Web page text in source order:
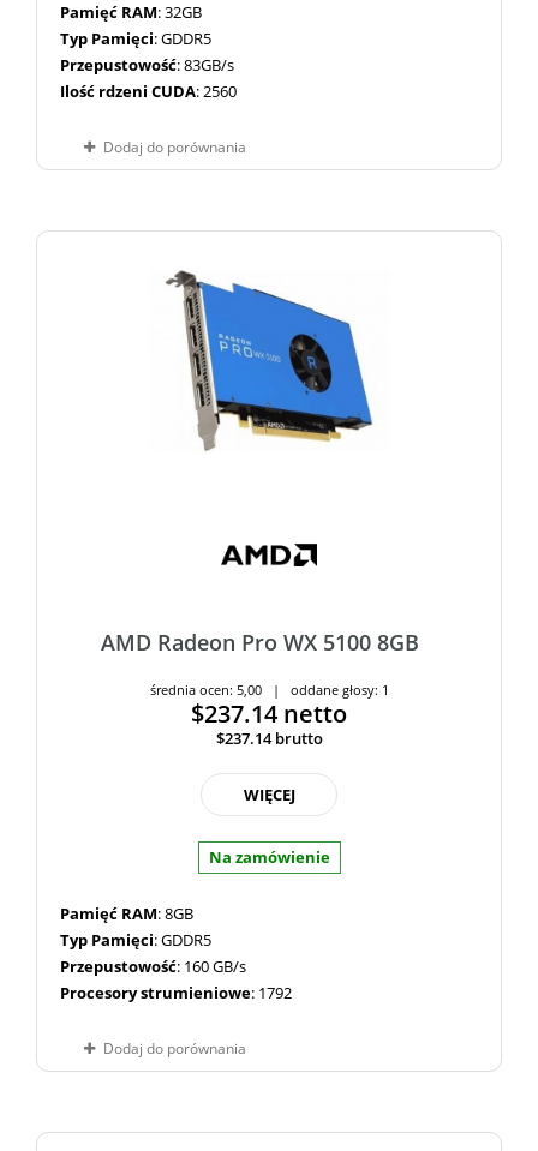
Pamięć RAM: 32GB
Typ Pamięci: GDDR5
Przepustowość: 83GB/s
Ilość rdzeni CUDA: 2560
Dodaj do porównania
AMD Radeon Pro WX 5100 8GB
średnia ocen: 5,00 | oddane głosy: 1
$237.14 netto
$237.14brutto
WIĘCEJ
Na zamówienie
Pamięć RAM: 8GB
Typ Pamięci: GDDR5
Przepustowość: 160 GB/s
Procesory strumieniowe: 1792
Dodaj do porównania